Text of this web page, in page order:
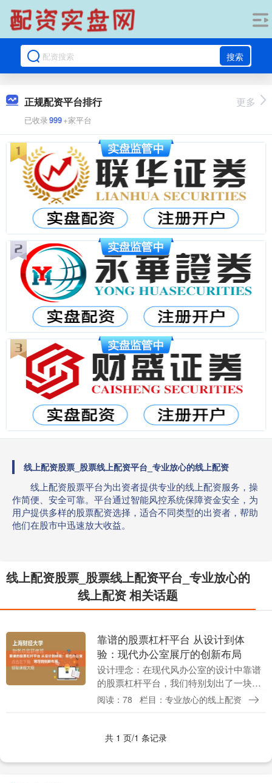
搜索
正规配资平台排行
已收录999+家平台
更多
线上配资股票_股票线上配资平台_专业放心的线上配资
线上配资股票平台为出资者提供专业的线上配资服务，操
作简便、安全可靠。平台通过智能风控系统保障资金安全，为
用户提供多样的股票配资选择，适合不同类型的出资者，帮助
他们在股市中迅速放大收益。
线上配资股票_股票线上配资平台_专业放心的
线上配资 相关话题
靠谱的股票杠杆平台 从设计到体
验：现代办公室展厅的创新布局
设计理念：在现代风办公室的设计中靠谱
的股票杠杆平台，我们特别划出了一块展
厅区域，其设计融合了展示与体验的精
阅读：78 栏目：专业放心的线上配资
共 1 页/1 条记录